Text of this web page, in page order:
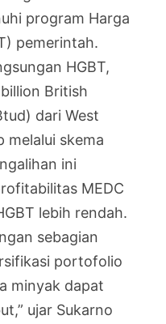
program Harga
pemerintah.
HGBT,
British
dari West
melalui skema
ini
MEDC
lebih rendah.
sebagian
portofolio
minyak dapat
ujar Sukarno